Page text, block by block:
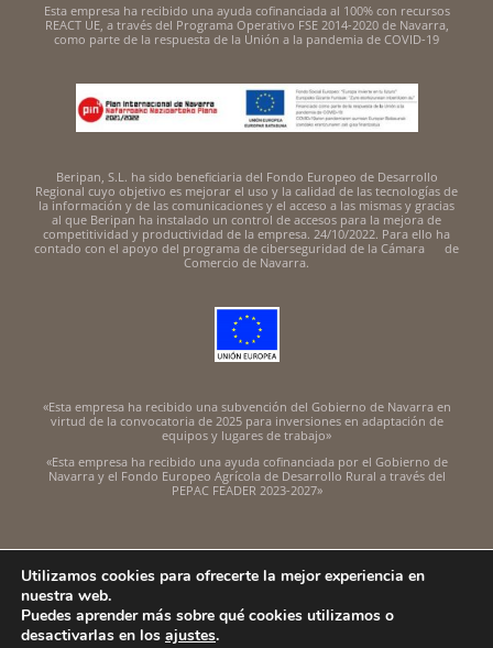
Esta empresa ha recibido una ayuda cofinanciada al 100% con recursos
REACT UE, a través del Programa Operativo FSE 2014-2020 de Navarra,
como parte de la respuesta de la Unión a la pandemia de COVID-19
Beripan, S.L. ha sido beneficiaria del Fondo Europeo de Desarrollo
Regional cuyo objetivo es mejorar el uso y la calidad de las tecnologías de
la información y de las comunicaciones y el acceso a las mismas y gracias
al que Beripan ha instalado un control de accesos para la mejora de
competitividad y productividad de la empresa. 24/10/2022. Para ello ha
contado con el apoyo del programa de ciberseguridad de la Cámara de
Comercio de Navarra.
«Esta empresa ha recibido una subvención del Gobierno de Navarra en
virtud de la convocatoria de 2025 para inversiones en adaptación de
equipos y lugares de trabajo»
«Esta empresa ha recibido una ayuda cofinanciada por el Gobierno de
Navarra y el Fondo Europeo Agrícola de Desarrollo Rural a través del
PEPAC FEADER 2023-2027»
Copyright 2018-22 Antonio Anaut | BERIPAN S.L.
Utilizamos cookies para ofrecerte la mejor experiencia en
nuestra web.
Puedes aprender más sobre qué cookies utilizamos o
desactivarlas en los ajustes.